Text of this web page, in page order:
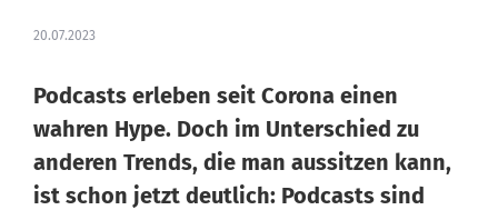
20.07.2023
Podcasts erleben seit Corona einen
wahren Hype. Doch im Unterschied zu
anderen Trends, die man aussitzen kann,
ist schon jetzt deutlich: Podcasts sind